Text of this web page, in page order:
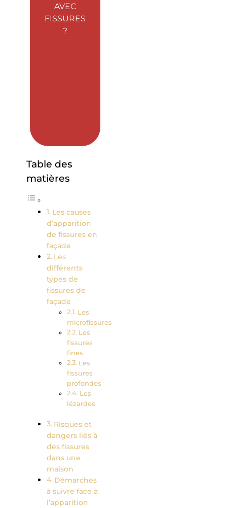
AVEC
FISSURES
?
Table des
matières
Les causes
d’apparition
de fissures en
façade
Les
différents
types de
fissures de
façade
Les
microfissures
Les
fissures
fines
Les
fissures
profondes
Les
lézardes
Risques et
dangers liés à
des fissures
dans une
maison
Démarches
à suivre face à
l’apparition